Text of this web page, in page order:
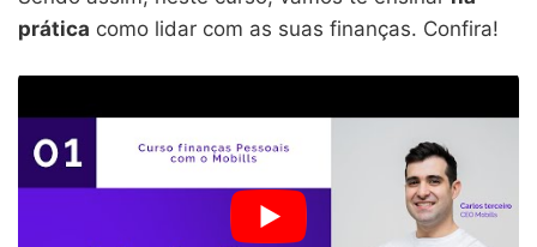
prática como lidar com as suas finanças. Confira!